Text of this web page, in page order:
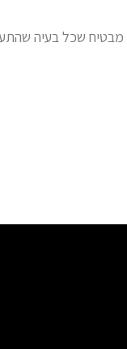
מבטיח שכל בעיה